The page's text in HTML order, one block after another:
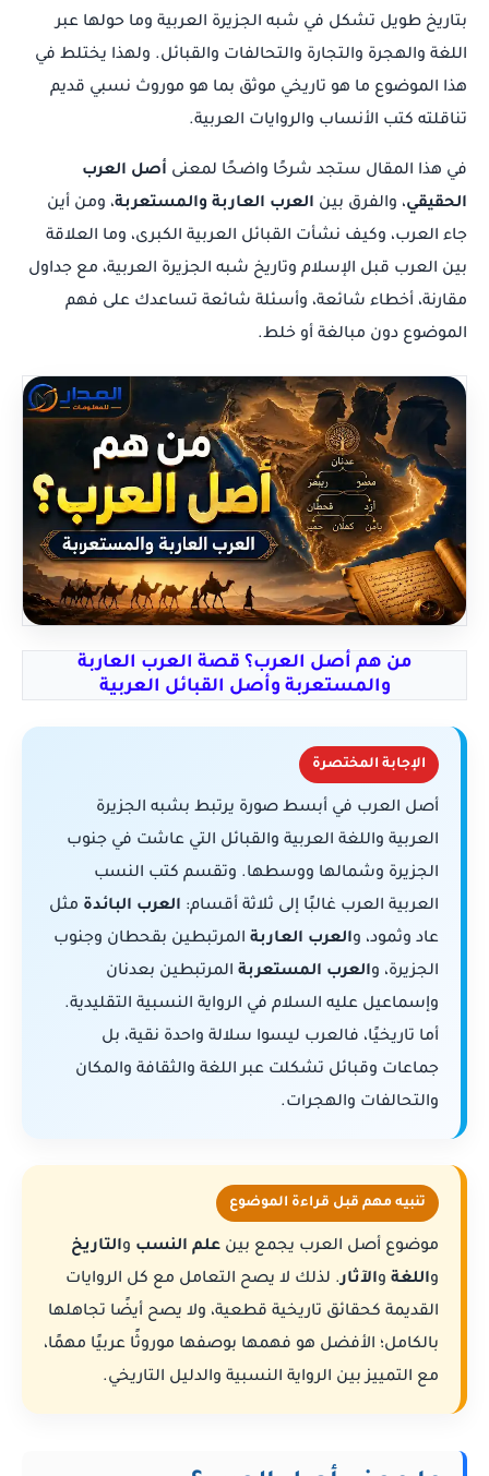
بتاريخ طويل تشكل في شبه الجزيرة العربية وما حولها عبر
اللغة والهجرة والتجارة والتحالفات والقبائل. ولهذا يختلط في
هذا الموضوع ما هو تاريخي موثق بما هو موروث نسبي قديم
تناقلته كتب الأنساب والروايات العربية.
في هذا المقال ستجد شرحًا واضحًا لمعنى أصل العرب
الحقيقي، والفرق بين العرب العاربة والمستعربة، ومن أين
جاء العرب، وكيف نشأت القبائل العربية الكبرى، وما العلاقة
بين العرب قبل الإسلام وتاريخ شبه الجزيرة العربية، مع جداول
مقارنة، أخطاء شائعة، وأسئلة شائعة تساعدك على فهم
الموضوع دون مبالغة أو خلط.
من هم أصل العرب؟ قصة العرب العاربة
والمستعربة وأصل القبائل العربية
الإجابة المختصرة
أصل العرب في أبسط صورة يرتبط بشبه الجزيرة
العربية واللغة العربية والقبائل التي عاشت في جنوب
الجزيرة وشمالها ووسطها. وتقسم كتب النسب
العربية العرب غالبًا إلى ثلاثة أقسام: العرب البائدة مثل
عاد وثمود، والعرب العاربة المرتبطين بقحطان وجنوب
الجزيرة، والعرب المستعربة المرتبطين بعدنان
وإسماعيل عليه السلام في الرواية النسبية التقليدية.
أما تاريخيًا، فالعرب ليسوا سلالة واحدة نقية، بل
جماعات وقبائل تشكلت عبر اللغة والثقافة والمكان
والتحالفات والهجرات.
تنبيه مهم قبل قراءة الموضوع
موضوع أصل العرب يجمع بين علم النسب والتاريخ
واللغة والآثار. لذلك لا يصح التعامل مع كل الروايات
القديمة كحقائق تاريخية قطعية، ولا يصح أيضًا تجاهلها
بالكامل؛ الأفضل هو فهمها بوصفها موروثًا عربيًا مهمًا،
مع التمييز بين الرواية النسبية والدليل التاريخي.